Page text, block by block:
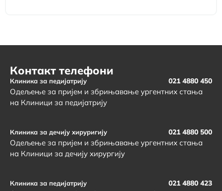
Контакт телефони
Клиника за педијатрију 021 4880 450
Одељење за пријем и збрињавање ургентних стања
на Клиници за педијатрију
Клиника за дечију хируригију 021 4880 500
Одељење за пријем и збрињавање ургентних стања
на Клиници за дечију хирургију
Клиника за педијатрију 021 4880 423